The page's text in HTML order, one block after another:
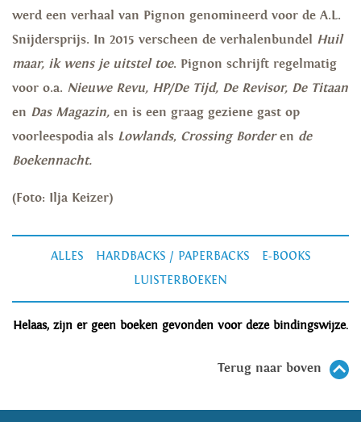
werd een verhaal van Pignon genomineerd voor de A.L.
Snijdersprijs. In 2015 verscheen de verhalenbundel Huil
maar, ik wens je uitstel toe. Pignon schrijft regelmatig
voor o.a. Nieuwe Revu, HP/De Tijd, De Revisor, De Titaan
en Das Magazin, en is een graag geziene gast op
voorleespodia als Lowlands, Crossing Borderen de
Boekennacht.
(Foto: Ilja Keizer)
ALLES HARDBACKS / PAPERBACKS
E-BOOKS
LUISTERBOEKEN
Helaas, zijn er geen boeken gevonden voor deze bindingswijze.
Terug naar boven